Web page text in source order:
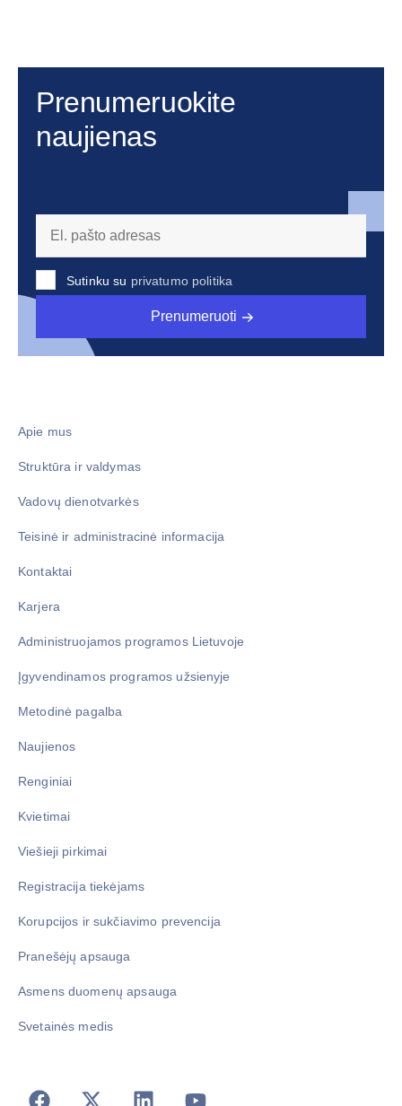
Prenumeruokite
naujienas
Sutinku su privatumo politika
Prenumeruoti
Apie mus
Struktūra ir valdymas
Vadovų dienotvarkės
Teisinė ir administracinė informacija
Kontaktai
Karjera
Administruojamos programos Lietuvoje
Įgyvendinamos programos užsienyje
Metodinė pagalba
Naujienos
Renginiai
Kvietimai
Viešieji pirkimai
Registracija tiekėjams
Korupcijos ir sukčiavimo prevencija
Pranešėjų apsauga
Asmens duomenų apsauga
Svetainės medis